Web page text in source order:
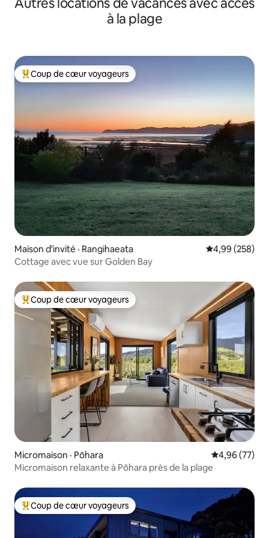
à la plage
Coup de cœur voyageurs parmi les plus aimés
Coup de cœur voyageurs
Maison d'invité · Rangihaeata Note
4,99 (258)
Cottage avec vue sur Golden Bay
Coup de cœur voyageurs parmi les plus aimés
Coup de cœur voyageurs
Micromaison · Pōhara Note
4,96 (77)
Micromaison relaxante à Pōhara près de la plage
Coup de cœur voyageurs parmi les plus aimés
Coup de cœur voyageurs